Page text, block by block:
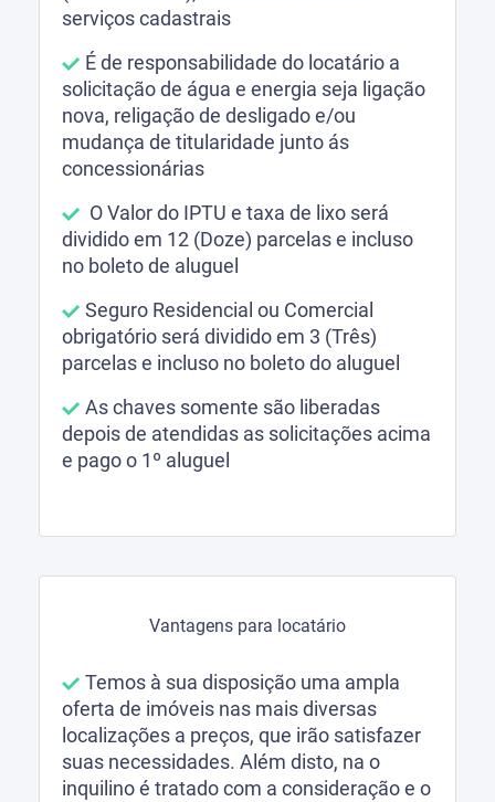
serviços cadastrais
É de responsabilidade do locatário a
solicitação de água e energia seja ligação
nova, religação de desligado e/ou
mudança de titularidade junto ás
concessionárias
O Valor do IPTU e taxa de lixo será
dividido em 12 (Doze) parcelas e incluso
no boleto de aluguel
Seguro Residencial ou Comercial
obrigatório será dividido em 3 (Três)
parcelas e incluso no boleto do aluguel
As chaves somente são liberadas
depois de atendidas as solicitações acima
e pago o 1º aluguel
Vantagens para locatário
Temos à sua disposição uma ampla
oferta de imóveis nas mais diversas
localizações a preços, que irão satisfazer
suas necessidades. Além disto, na o
inquilino é tratado com a consideração e o